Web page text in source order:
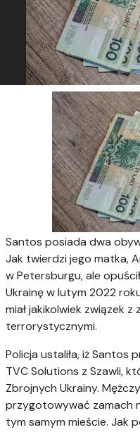
Santos posiada dwa
Jak twierdzi jego matka,
w Petersburgu, ale
Ukrainę w lutym 2022
miał jakikolwiek związek
terrorystycznymi.
Policja ustaliła, iż Santos
TVC Solutions z Szawli,
Zbrojnych Ukrainy.
przygotowywać zamach
tym samym mieście. Jak